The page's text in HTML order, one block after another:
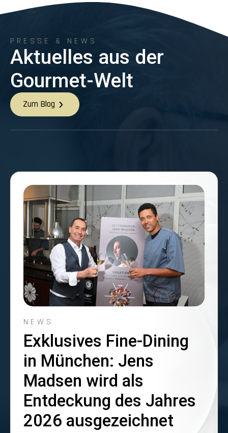
PRESSE & NEWS
Aktuelles aus der
Gourmet-Welt
Zum Blog
NEWS
Exklusives Fine-Dining
in München: Jens
Madsen wird als
Entdeckung des Jahres
2026 ausgezeichnet